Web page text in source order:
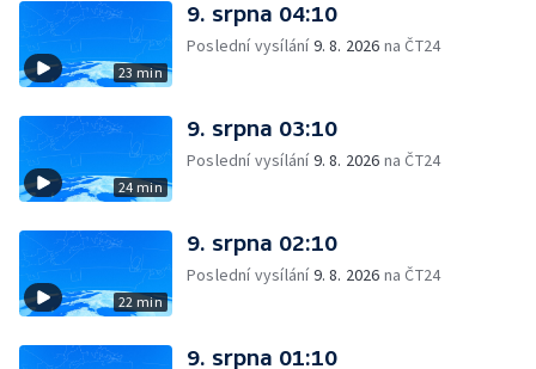
23 min
9. srpna 04:10
Poslední vysílání9. 8. 2026 na ČT24
24 min
9. srpna 03:10
Poslední vysílání9. 8. 2026 na ČT24
22 min
9. srpna 02:10
Poslední vysílání9. 8. 2026 na ČT24
9. srpna 01:10